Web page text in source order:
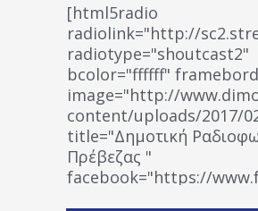
[html5radio
radiolink="http://
radiotype="shoutcast2"
bcolor="ffffff"
image="http://
content/uploads/2017/
title="Δημοτική
Πρέβεζας "
facebook="https://